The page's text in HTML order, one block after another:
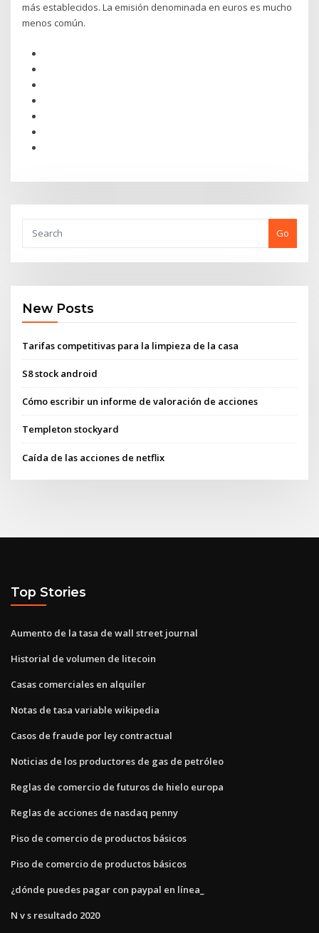
más establecidos. La emisión denominada en euros es mucho
menos común.
Go
New Posts
Tarifas competitivas para la limpieza de la casa
S8 stock android
Cómo escribir un informe de valoración de acciones
Templeton stockyard
Caída de las acciones de netflix
Top Stories
Aumento de la tasa de wall street journal
Historial de volumen de litecoin
Casas comerciales en alquiler
Notas de tasa variable wikipedia
Casos de fraude por ley contractual
Noticias de los productores de gas de petróleo
Reglas de comercio de futuros de hielo europa
Reglas de acciones de nasdaq penny
Piso de comercio de productos básicos
Piso de comercio de productos básicos
¿dónde puedes pagar con paypal en línea_
N v s resultado 2020